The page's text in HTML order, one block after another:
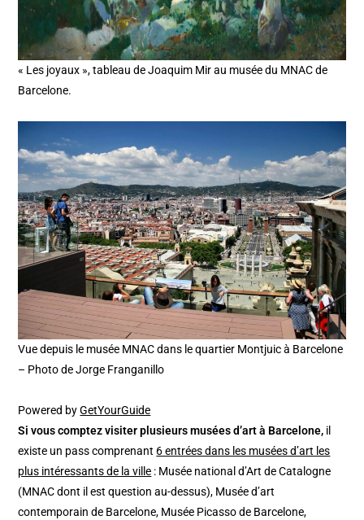
« Les joyaux », tableau de Joaquim Mir au musée du MNAC de
Barcelone.
Vue depuis le musée MNAC dans le quartier Montjuic à Barcelone
– Photo de Jorge Franganillo
Powered byGetYourGuide
Si vous comptez visiter plusieurs musées d’art à Barcelone, il
existe un pass comprenant 6 entrées dans les musées d’art les
plus intéressants de la ville : Musée national d’Art de Catalogne
(MNAC dont il est question au-dessus), Musée d’art
contemporain de Barcelone, Musée Picasso de Barcelone,